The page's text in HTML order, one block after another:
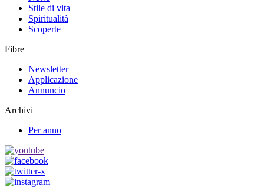
Stile di vita
Spiritualità
Scoperte
Fibre
Newsletter
Applicazione
Annuncio
Archivi
Per anno